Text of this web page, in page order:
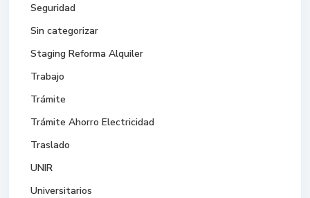
Seguridad
Sin categorizar
Staging Reforma Alquiler
Trabajo
Trámite
Trámite Ahorro Electricidad
Traslado
UNIR
Universitarios